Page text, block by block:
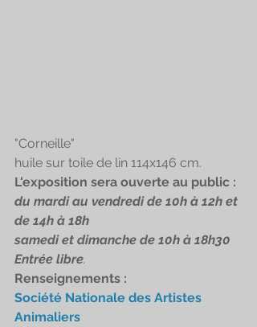
"Corneille"
huile sur toile de lin 114x146 cm.
L'exposition sera ouverte au public :
du mardi au vendredi de 10h à 12h et
de 14h à 18h
samedi et dimanche de 10h à 18h30
Entrée libre.
Renseignements :
Société Nationale des Artistes
Animaliers